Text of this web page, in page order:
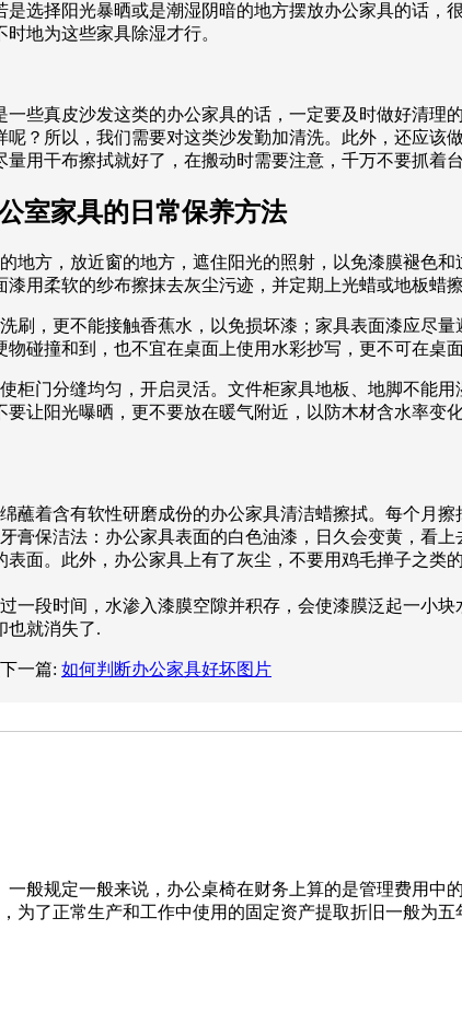
选择阳光暴晒或是潮湿阴暗的地方摆放办公家具的话
地为这些家具除湿才行。
些真皮沙发这类的办公家具的话，一定要及时做好清
？所以，我们需要对这类沙发勤加清洗。此外，还应
用干布擦拭就好了，在搬动时需要注意，千万不要抓着
室家具的日常保养方法
地方，放近窗的地方，遮住阳光的照射，以免漆膜褪色
用柔软的纱布擦抹去灰尘污迹，并定期上光蜡或地板蜡擦
刷，更不能接触香蕉水，以免损坏漆；家具表面漆应尽
碰撞和到，也不宜在桌面上使用水彩抄写，更不可在桌
柜门分缝均匀，开启灵活。文件柜家具地板、地脚不能
让阳光曝晒，更不要放在暖气附近，以防木材含水率变
蘸着含有软性研磨成份的办公家具清洁蜡擦拭。每个月
膏保洁法：办公家具表面的白色油漆，日久会变黄，看
面。此外，办公家具上有了灰尘，不要用鸡毛掸子之
一段时间，水渗入漆膜空隙并积存，会使漆膜泛起一小
也就消失了.
下一篇: 如何判断办公家具好坏图片
一般规定一般来说，办公桌椅在财务上算的是管理费用
为了正常生产和工作中使用的固定资产提取折旧一般为五